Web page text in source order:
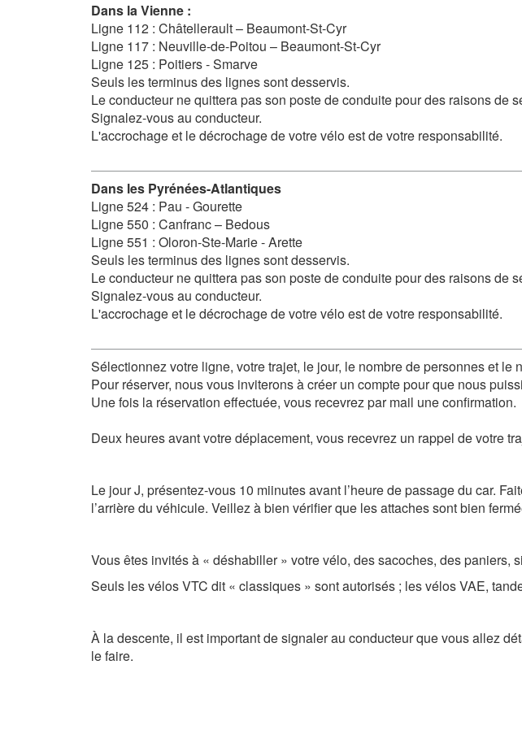
Dans la Vienne :
Ligne 112 : Châtellerault – Beaumont-St-Cyr
Ligne 117 : Neuville-de-Poitou – Beaumont-St-Cyr
Ligne 125 : Poitiers - Smarve
Seuls les terminus des lignes sont desservis.
Le conducteur ne quittera pas son poste de conduite pour des raisons de
Signalez-vous au conducteur.
L'accrochage et le décrochage de votre vélo est de votre responsabilité.
Dans les Pyrénées-Atlantiques
Ligne 524 : Pau - Gourette
Ligne 550 : Canfranc – Bedous
Ligne 551 : Oloron-Ste-Marie - Arette
Seuls les terminus des lignes sont desservis.
Le conducteur ne quittera pas son poste de conduite pour des raisons de
Signalez-vous au conducteur.
L'accrochage et le décrochage de votre vélo est de votre responsabilité.
Sélectionnez votre ligne, votre trajet, le jour, le nombre de personnes et le
Pour réserver, nous vous inviterons à créer un compte pour que nous
Une fois la réservation effectuée, vous recevrez par mail une confirmation.
Deux heures avant votre déplacement, vous recevrez un rappel de votre
Le jour J, présentez-vous 10 miinutes avant l’heure de passage du car.
l’arrière du véhicule. Veillez à bien vérifier que les attaches sont bien
Vous êtes invités à « déshabiller » votre vélo, des sacoches, des paniers,
Seuls les vélos VTC dit « classiques » sont autorisés ; les vélos VAE,
À la descente, il est important de signaler au conducteur que vous allez
le faire.